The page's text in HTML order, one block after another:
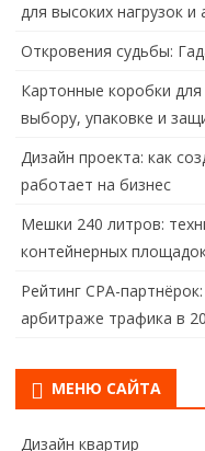
для высоких нагрузок и
Откровения судьбы:
Картонные коробки
выбору, упаковке и
Дизайн проекта: как
работает на бизнес
Мешки 240 литров:
контейнерных
Рейтинг CPA-
арбитраже трафика в
МЕНЮ САЙТА
Дизайн квартир